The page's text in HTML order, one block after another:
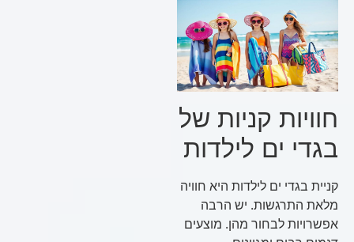
חוויות קניות של
בגדי ים לילדות
קניית בגדי ים לילדות היא חוויה
מלאת התרגשות. יש הרבה
אפשרויות לבחור מהן. מוצעים